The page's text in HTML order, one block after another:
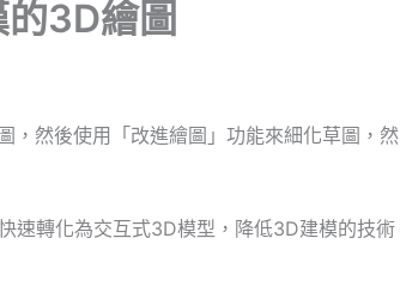
3D繪圖
然後使用「改進繪圖」功能來細化草圖，然
速轉化為交互式3D模型，降低3D建模的技術